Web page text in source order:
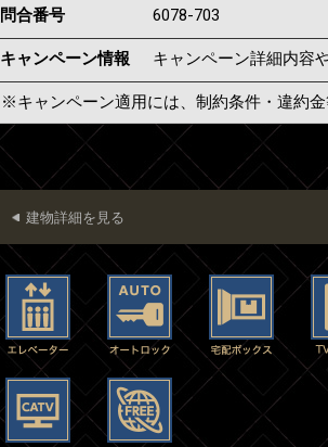
問合番号 6078-703
キャンペーン情報 キャンペーン詳細内容
※キャンペーン適用には、制約条件・違約
建物詳細を見る